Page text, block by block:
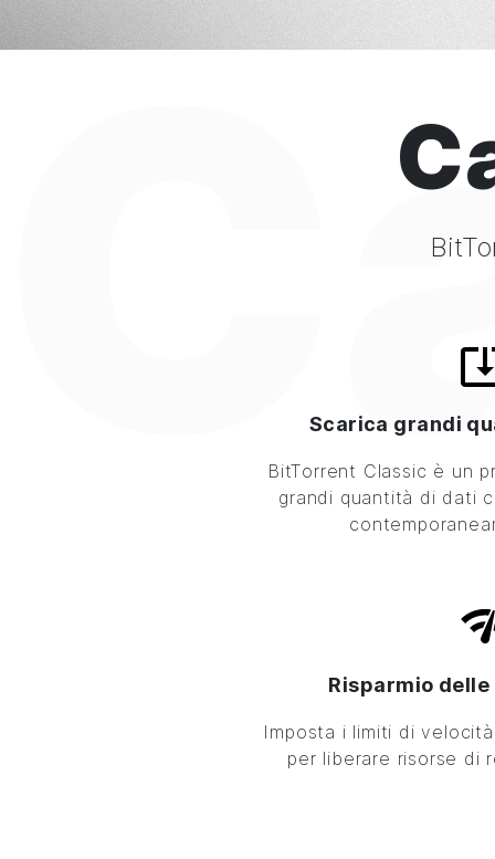
Scarica grandi
BitTorrent Classic è un
grandi quantità di dati
Risparmio
Imposta i limiti di
per liberare risorse di